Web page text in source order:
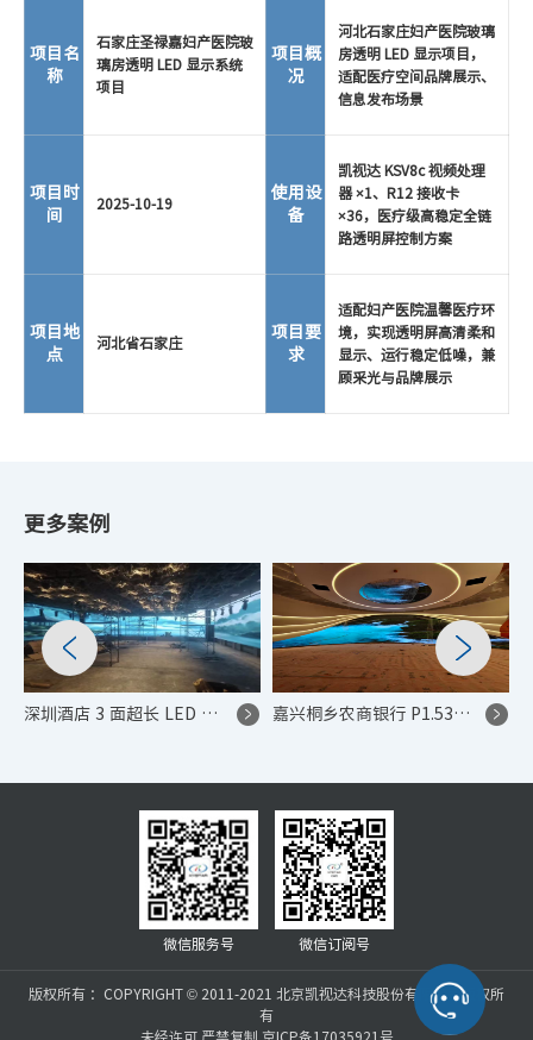
项目名
称
石家庄圣禄嘉妇产医院玻
璃房透明 LED 显示系统
项目
项目概
况
河北石家庄妇产医院玻璃
房透明 LED 显示项目，
适配医疗空间品牌展示、
信息发布场景
项目时
间
2025-10-19
使用设
备
凯视达 KSV8c 视频处理
器 ×1、R12 接收卡
×36，医疗级高稳定全链
路透明屏控制方案
项目地
点
河北省石家庄
项目要
求
适配妇产医院温馨医疗环
境，实现透明屏高清柔和
显示、运行稳定低噪，兼
顾采光与品牌展示
更多案例
深圳酒店 3 面超长 LED 舞台表演与商业展示项目 嘉兴桐乡农商银行 P1.53 竖屏 LED 显示系统
微信服务号 微信订阅号
版权所有 ：COPYRIGHT © 2011-2021 北京凯视达科技股份有限公司版权所
有
未经许可 严禁复制 京ICP备17035921号